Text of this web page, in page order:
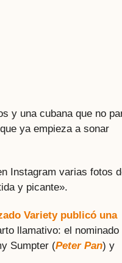
y una cubana que no
ya empieza a sonar
Instagram varias fotos
y picante».
Variety publicó una
llamativo: el nominado
Sumpter (Peter Pan) y